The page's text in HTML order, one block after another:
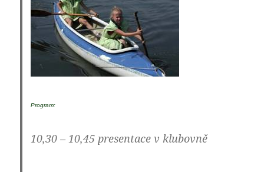
Program:
10,30 – 10,45 presentace v klubovně